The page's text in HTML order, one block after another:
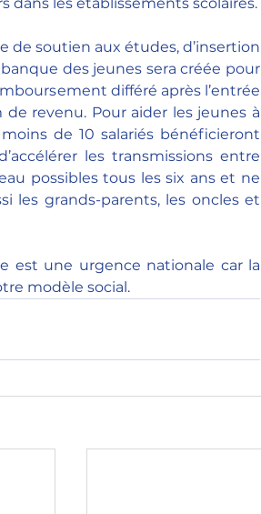
soutien aux études, d’insertion
des jeunes sera créée pour
différé après l’entrée
revenu. Pour aider les jeunes à
de 10 salariés bénéficieront
les transmissions entre
possibles tous les six ans et ne
les grands-parents, les oncles et
est une urgence nationale car la
modèle social.